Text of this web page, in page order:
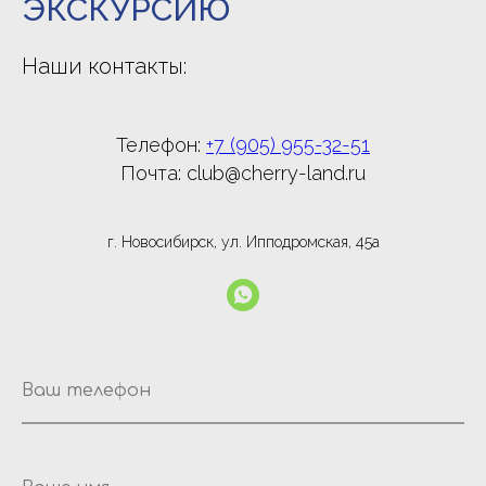
ЭКСКУРСИЮ
Наши контакты:
Телефон: +7 (905) 955-32-51
Почта: club@cherry-land.ru
г. Новосибирск, ул. Ипподромская, 45а